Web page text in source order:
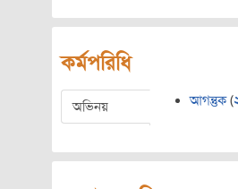
কর্মপরিধি
অভিনয় আগন্তুক(